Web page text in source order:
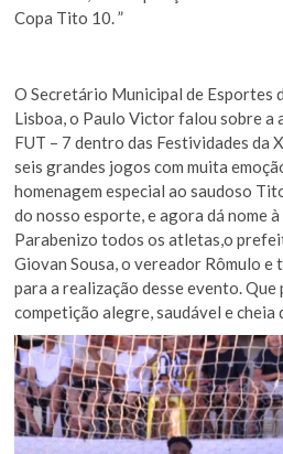
Copa Tito 10. ”
O Secretário Municipal de Esportes
Lisboa, o Paulo Victor falou sobre a
FUT – 7 dentro das Festividades da
seis grandes jogos com muita
homenagem especial ao saudoso
do nosso esporte, e agora dá nome
Parabenizo todos os atletas,o
Giovan Sousa, o vereador Rômulo
para a realização desse evento. Que
competição alegre, saudável e cheia